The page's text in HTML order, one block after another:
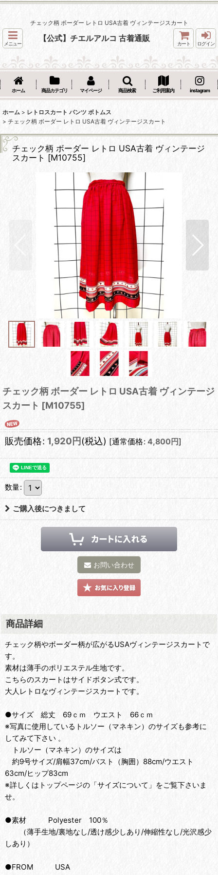
チェック柄 ボーダー レトロ USA古着 ヴィンテージスカート
メニュー
【公式】チエルアルコ 古着通販
カート ログイン
ホーム 商品カテゴリ マイページ 商品検索 ご利用案内 instagram
ホーム > レトロスカート パンツ ボトムス
> チェック柄 ボーダー レトロ USA古着 ヴィンテージスカート
チェック柄 ボーダー レトロ USA古着 ヴィンテージ
スカート [M10755]
チェック柄 ボーダー レトロ USA古着 ヴィンテージ
スカート [M10755]
販売価格: 1,920 円 (税込) [通常価格: 4,800 円]
数量:
ご購入後につきまして
お問い合わせ
商品詳細
チェック柄やボーダー柄が広がるUSAヴィンテージスカートで
す。
素材は薄手のポリエステル生地です。
こちらのスカートはサイドボタン式です。
大人レトロなヴィンテージスカートです。
●サイズ 総丈 69ｃｍ ウエスト 66ｃｍ
※写真に使用しているトルソー（マネキン）のサイズも参考に
してみて下さい 。
トルソー（マネキン）のサイズは
約9号サイズ/肩幅37cm/バスト（胸囲）88cm/ウエスト
63cm/ヒップ83cm
※詳しくはトップページの「サイズについて」をご覧下さいま
せ。
●素材 Polyester 100％
（薄手生地/裏地なし/透け感少しあり/伸縮性なし/光沢感少
しあり）
●FROM USA